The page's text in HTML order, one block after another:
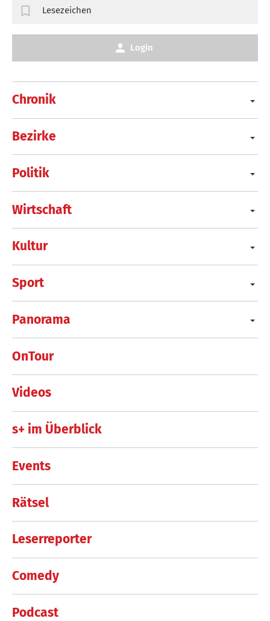
Chronik
Bezirke
Politik
Wirtschaft
Kultur
Sport
Panorama
OnTour
Videos
s+ im Überblick
Events
Rätsel
Leserreporter
Comedy
Podcast
Lesezeichen
Login